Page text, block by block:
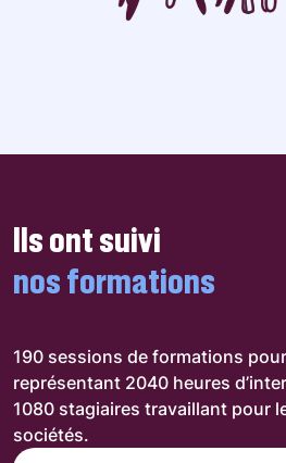
Ils ont suivi
nos formations
190 sessions de formations
représentant 2040 heures
1080 stagiaires travaillant pour
sociétés.